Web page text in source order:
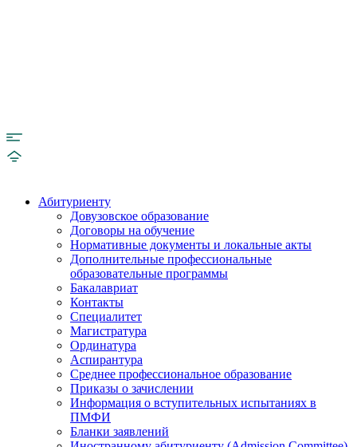
Абитуриенту
Довузовское образование
Договоры на обучение
Нормативные документы и локальные акты
Дополнительные профессиональные
образовательные программы
Бакалавриат
Контакты
Специалитет
Магистратура
Ординатура
Аспирантура
Среднее профессиональное образование
Приказы о зачислении
Информация о вступительных испытаниях в
ПМФИ
Бланки заявлений